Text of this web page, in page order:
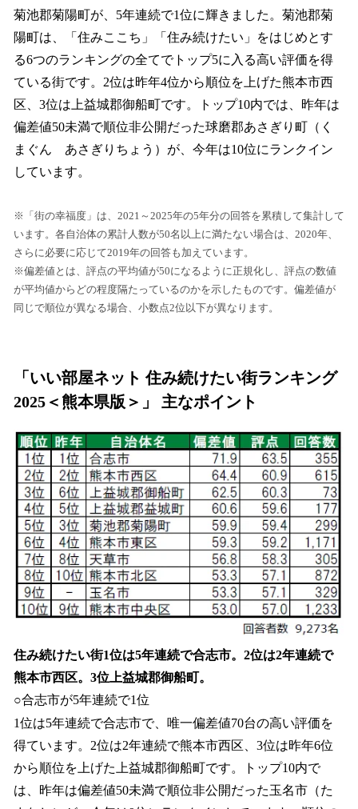
菊池郡菊陽町が、5年連続で1位に輝きました。菊池郡菊
陽町は、「住みここち」「住み続けたい」をはじめとす
る6つのランキングの全てでトップ5に入る高い評価を得
ている街です。2位は昨年4位から順位を上げた熊本市西
区、3位は上益城郡御船町です。トップ10内では、昨年は
偏差値50未満で順位非公開だった球磨郡あさぎり町（く
まぐん あさぎりちょう）が、今年は10位にランクイン
しています。
※「街の幸福度」は、2021～2025年の5年分の回答を累積して集計して
います。各自治体の累計人数が50名以上に満たない場合は、2020年、
さらに必要に応じて2019年の回答も加えています。
※偏差値とは、評点の平均値が50になるように正規化し、評点の数値
が平均値からどの程度隔たっているのかを示したものです。偏差値が
同じで順位が異なる場合、小数点2位以下が異なります。
「いい部屋ネット 住み続けたい街ランキング
2025＜熊本県版＞」 主なポイント
住み続けたい街1位は5年連続で合志市。2位は2年連続で
熊本市西区。3位上益城郡御船町。
○合志市が5年連続で1位
1位は5年連続で合志市で、唯一偏差値70台の高い評価を
得ています。2位は2年連続で熊本市西区、3位は昨年6位
から順位を上げた上益城郡御船町です。トップ10内で
は、昨年は偏差値50未満で順位非公開だった玉名市（た